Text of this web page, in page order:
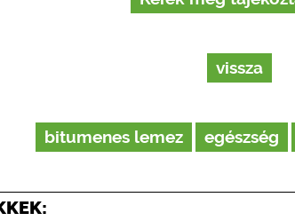
vissza
bitumenes lemez egészség